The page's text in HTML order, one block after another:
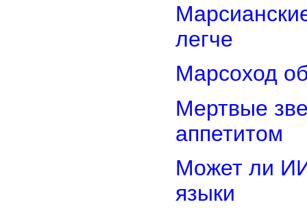
легче
Марсоход
Мертвые
аппетитом
Может ли
языки